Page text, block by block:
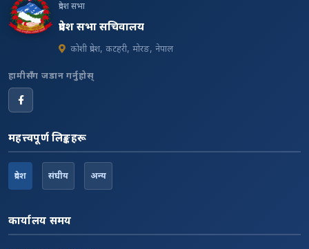
प्रदेश सभा
प्रदेश सभा सचिवालय
कोशी प्रदेश, कटहरी, मोरङ, नेपाल
हामीसँग जडान गर्नुहोस्
महत्त्वपूर्ण लिङ्कहरू
प्रदेश संघीय अन्य
कार्यालय समय